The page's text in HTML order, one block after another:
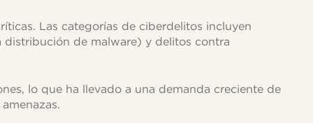
Las categorías de ciberdelitos incluyen
de malware) y delitos contra
lo que ha llevado a una demanda creciente de